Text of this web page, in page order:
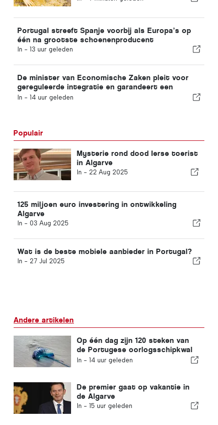
Portugal streeft Spanje voorbij als Europa’s op
één na grootste schoenenproducent
In - 13 uur geleden
De minister van Economische Zaken pleit voor
gereguleerde integratie en garandeert een
versneld traject voor immigranten
In - 14 uur geleden
Populair
Mysterie rond dood Ierse toerist
in Algarve
In - 22 Aug 2025
125 miljoen euro investering in ontwikkeling
Algarve
In - 03 Aug 2025
Wat is de beste mobiele aanbieder in Portugal?
In - 27 Jul 2025
Andere artikelen
Op één dag zijn 120 steken van
de Portugese oorlogsschipkwal
geregistreerd
In - 14 uur geleden
De premier gaat op vakantie in
de Algarve
In - 15 uur geleden